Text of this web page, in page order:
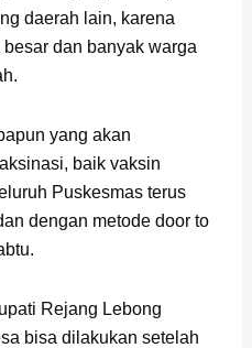
daerah lain, karena
dan banyak warga
yang akan
baik vaksin
Puskesmas terus
dengan metode door to
Rejang Lebong
bisa dilakukan setelah